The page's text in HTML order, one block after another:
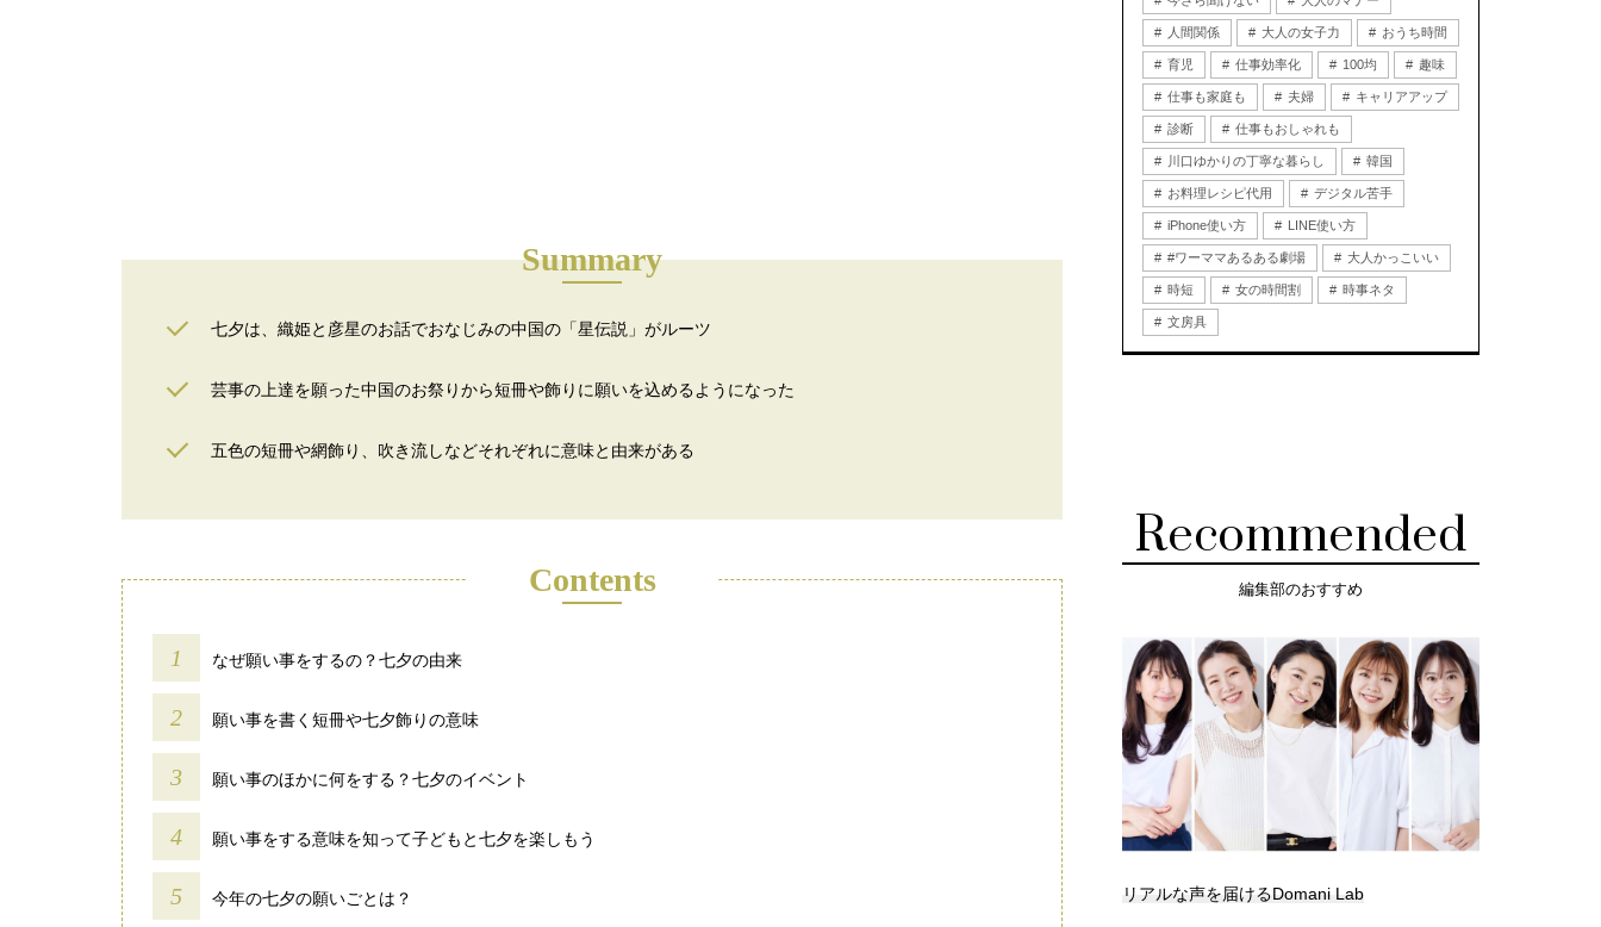
Summary
七夕は、織姫と彦星のお話でおなじみの中国の「星伝説」がルーツ
芸事の上達を願った中国のお祭りから短冊や飾りに願いを込めるようになった
五色の短冊や網飾り、吹き流しなどそれぞれに意味と由来がある
Contents
なぜ願い事をするの？七夕の由来
願い事を書く短冊や七夕飾りの意味
願い事のほかに何をする？七夕のイベント
願い事をする意味を知って子どもと七夕を楽しもう
今年の七夕の願いごとは？
人間関係 大人の女子力 おうち時間
育児 仕事効率化 100均 趣味
仕事も家庭も 夫婦 キャリアアップ
診断 仕事もおしゃれも
川口ゆかりの丁寧な暮らし 韓国
お料理レシピ代用 デジタル苦手
iPhone使い方 LINE使い方
#ワーママあるある劇場 大人かっこいい
時短 女の時間割 時事ネタ
文房具
Recommended
編集部のおすすめ
リアルな声を届けるDomani Lab